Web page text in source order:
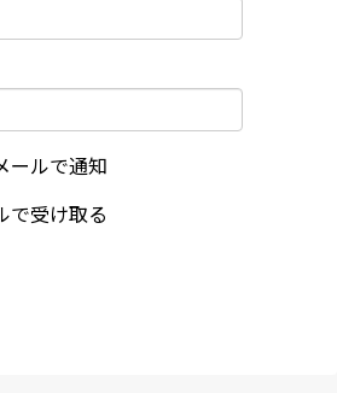
ールで通知
で受け取る